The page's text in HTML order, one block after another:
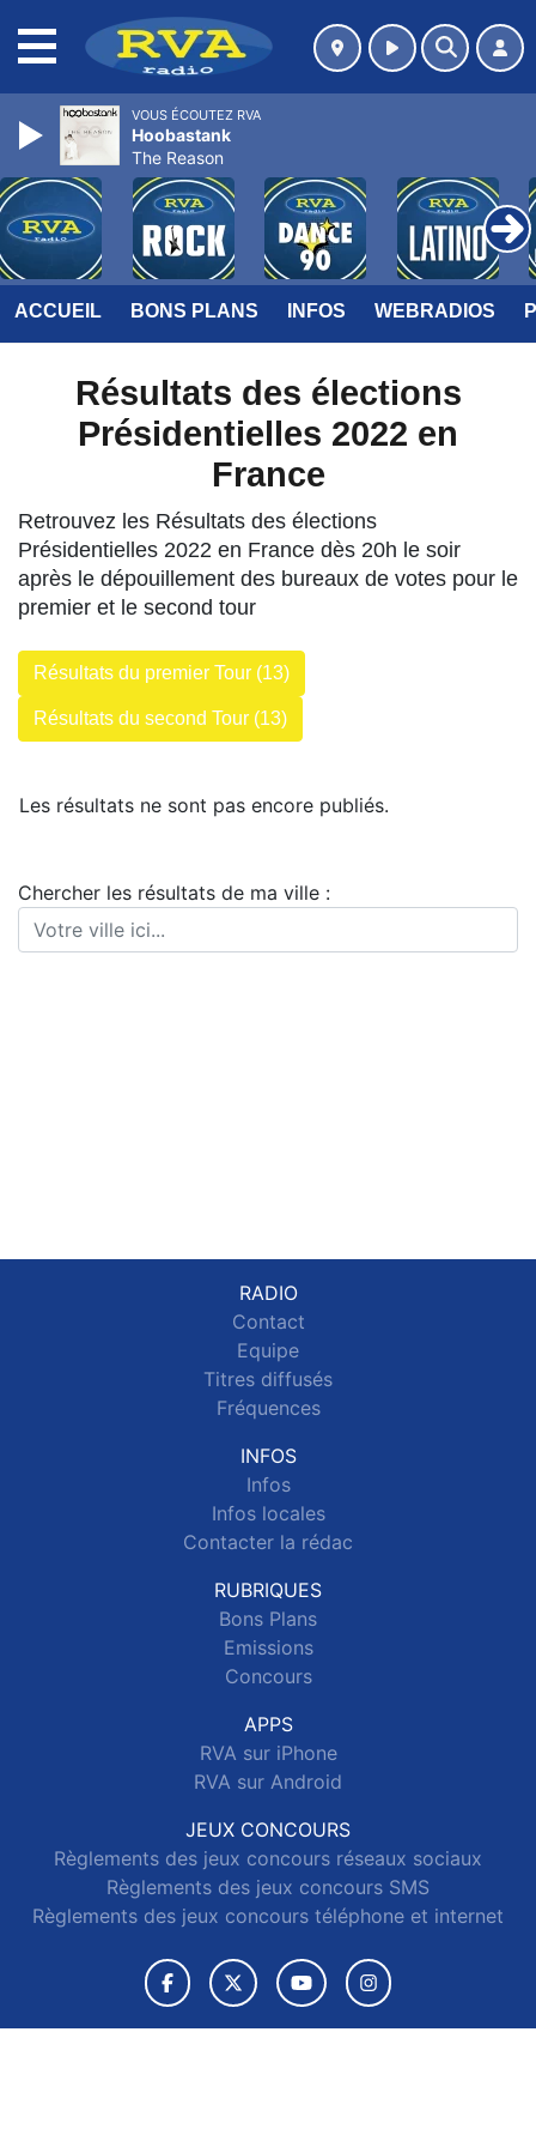
ACCUEIL BONS PLANS INFOS WEBRADIOS
Résultats des élections
Présidentielles 2022 en
France
Retrouvez les Résultats des élections
Présidentielles 2022 en France dès 20h le soir
après le dépouillement des bureaux de votes pour le
premier et le second tour
Résultats du premier Tour (13)
Résultats du second Tour (13)
Les résultats ne sont pas encore publiés.
Chercher les résultats de ma ville :
RADIO
Contact
Equipe
Titres diffusés
Fréquences
INFOS
Infos
Infos locales
Contacter la rédac
RUBRIQUES
Bons Plans
Emissions
Concours
APPS
RVA sur iPhone
RVA sur Android
JEUX CONCOURS
Règlements des jeux concours réseaux sociaux
Règlements des jeux concours SMS
Règlements des jeux concours téléphone et internet
VOUS ÉCOUTEZ RVA
Hoobastank
The Reason